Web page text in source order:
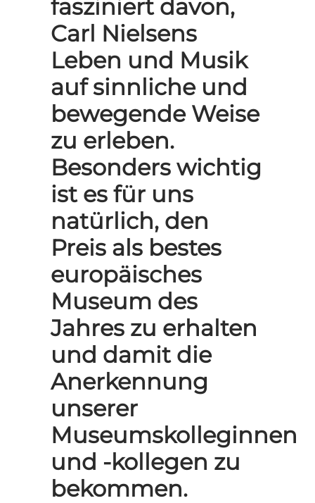
fasziniert davon,
Carl Nielsens
Leben und Musik
auf sinnliche und
bewegende Weise
zu erleben.
Besonders wichtig
ist es für uns
natürlich, den
Preis als bestes
europäisches
Museum des
Jahres zu erhalten
und damit die
Anerkennung
unserer
Museumskolleginnen
und -kollegen zu
bekommen.